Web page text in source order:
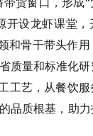
带货窗口，形成“
开设龙虾课堂
和骨干带头作
质量和标准化研
工艺，从餐饮
品质根基，助